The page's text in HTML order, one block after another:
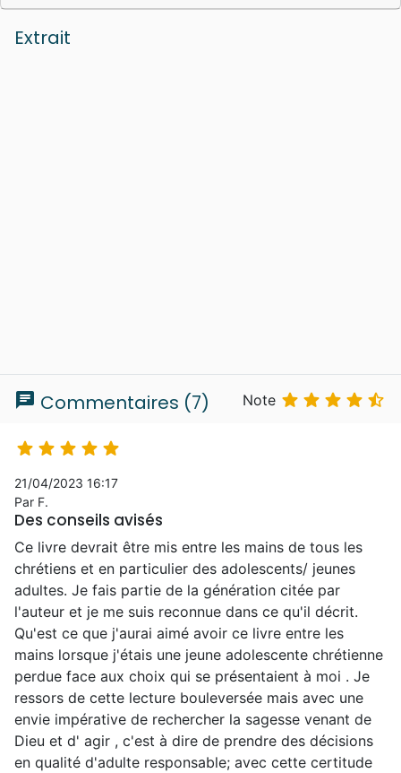
Extrait
chat Commentaires (7) Note     
    
21/04/2023 16:17
Par F.
Des conseils avisés
Ce livre devrait être mis entre les mains de tous les
chrétiens et en particulier des adolescents/ jeunes
adultes. Je fais partie de la génération citée par
l'auteur et je me suis reconnue dans ce qu'il décrit.
Qu'est ce que j'aurai aimé avoir ce livre entre les
mains lorsque j'étais une jeune adolescente chrétienne
perdue face aux choix qui se présentaient à moi . Je
ressors de cette lecture bouleversée mais avec une
envie impérative de rechercher la sagesse venant de
Dieu et d' agir , c'est à dire de prendre des décisions
en qualité d'adulte responsable; avec cette certitude